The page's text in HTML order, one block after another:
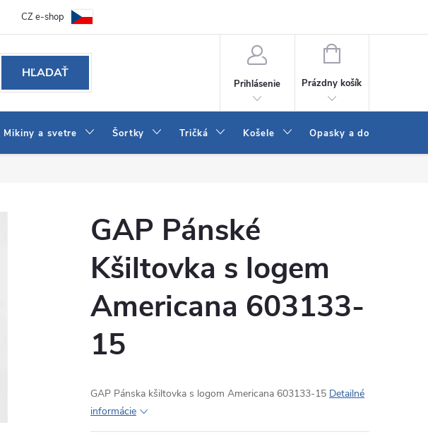
Ako vybrať džínsy Wrangler a LEE
CZ e-shop
HĽADAŤ
Prihlásenie
NÁKUPNÝ
Prázdny košík
Mikiny a svetre Šortky Tričká Košele Opasky a doplnky
GAP Pánské
Kšiltovka s logem
Americana 603133-
15
GAP Pánska kšiltovka s logom Americana 603133-15 Detailné
informácie